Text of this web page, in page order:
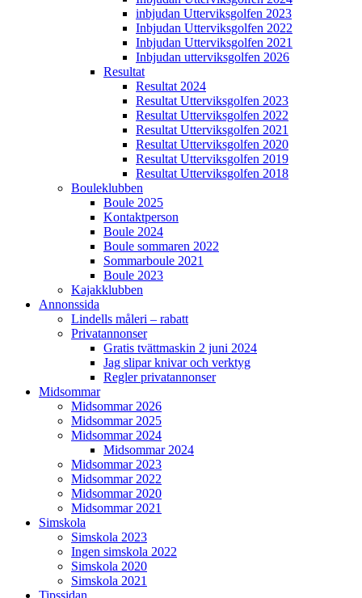
inbjudan Utterviksgolfen 2023
Inbjudan Utterviksgolfen 2022
Inbjudan Utterviksgolfen 2021
Inbjudan utterviksgolfen 2026
Resultat
Resultat 2024
Resultat Utterviksgolfen 2023
Resultat Utterviksgolfen 2022
Resultat Utterviksgolfen 2021
Resultat Utterviksgolfen 2020
Resultat Utterviksgolfen 2019
Resultat Utterviksgolfen 2018
Bouleklubben
Boule 2025
Kontaktperson
Boule 2024
Boule sommaren 2022
Sommarboule 2021
Boule 2023
Kajakklubben
Annonssida
Lindells måleri – rabatt
Privatannonser
Gratis tvättmaskin 2 juni 2024
Jag slipar knivar och verktyg
Regler privatannonser
Midsommar
Midsommar 2026
Midsommar 2025
Midsommar 2024
Midsommar 2024
Midsommar 2023
Midsommar 2022
Midsommar 2020
Midsommar 2021
Simskola
Simskola 2023
Ingen simskola 2022
Simskola 2020
Simskola 2021
Tipssidan